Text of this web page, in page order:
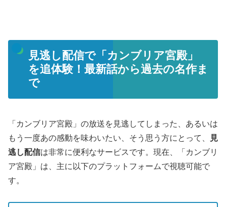
見逃し配信で「カンブリア宮殿」
を追体験！最新話から過去の名作ま
で
「カンブリア宮殿」の放送を見逃してしまった、あるいは
もう一度あの感動を味わいたい、そう思う方にとって、
見
逃し配信は非常に便利なサービスです。現在、「カンブリ
ア宮殿」は、主に以下のプラットフォームで視聴可能で
す。